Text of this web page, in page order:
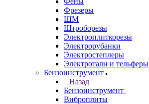
Фрезеры
ШМ
Штроборезы
Электроплиткорезы
Электрорубанки
Электростеплеры
Электротали и тельферы
Бензоинструмент
Назад
Бензоинструмент
Виброплиты